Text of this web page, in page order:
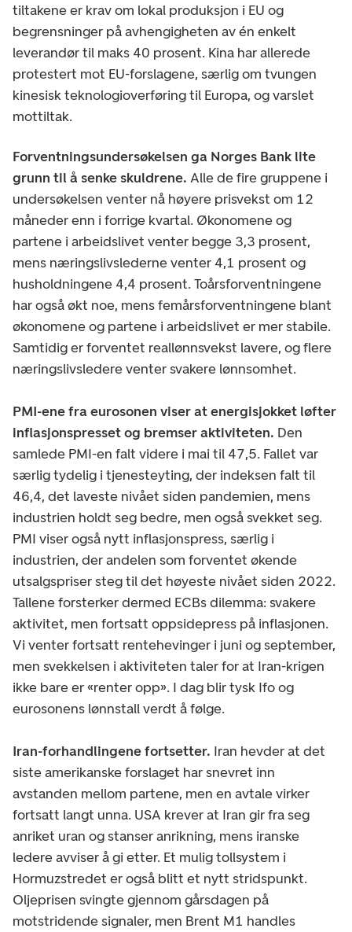
tiltakene er krav om lokal produksjon i EU og
begrensninger på avhengigheten av én enkelt
leverandør til maks 40 prosent. Kina har allerede
protestert mot EU-forslagene, særlig om tvungen
kinesisk teknologioverføring til Europa, og varslet
mottiltak.
Forventningsundersøkelsen ga Norges Bank lite
grunn til å senke skuldrene. Alle de fire gruppene i
undersøkelsen venter nå høyere prisvekst om 12
måneder enn i forrige kvartal. Økonomene og
partene i arbeidslivet venter begge 3,3 prosent,
mens næringslivslederne venter 4,1 prosent og
husholdningene 4,4 prosent. Toårsforventningene
har også økt noe, mens femårsforventningene blant
økonomene og partene i arbeidslivet er mer stabile.
Samtidig er forventet reallønnsvekst lavere, og flere
næringslivsledere venter svakere lønnsomhet.
PMI-ene fra eurosonen viser at energisjokket løfter
inflasjonspresset og bremser aktiviteten. Den
samlede PMI-en falt videre i mai til 47,5. Fallet var
særlig tydelig i tjenesteyting, der indeksen falt til
46,4, det laveste nivået siden pandemien, mens
industrien holdt seg bedre, men også svekket seg.
PMI viser også nytt inflasjonspress, særlig i
industrien, der andelen som forventet økende
utsalgspriser steg til det høyeste nivået siden 2022.
Tallene forsterker dermed ECBs dilemma: svakere
aktivitet, men fortsatt oppsidepress på inflasjonen.
Vi venter fortsatt rentehevinger i juni og september,
men svekkelsen i aktiviteten taler for at Iran-krigen
ikke bare er «renter opp». I dag blir tysk Ifo og
eurosonens lønnstall verdt å følge.
Iran-forhandlingene fortsetter. Iran hevder at det
siste amerikanske forslaget har snevret inn
avstanden mellom partene, men en avtale virker
fortsatt langt unna. USA krever at Iran gir fra seg
anriket uran og stanser anrikning, mens iranske
ledere avviser å gi etter. Et mulig tollsystem i
Hormuzstredet er også blitt et nytt stridspunkt.
Oljeprisen svingte gjennom gårsdagen på
motstridende signaler, men Brent M1 handles